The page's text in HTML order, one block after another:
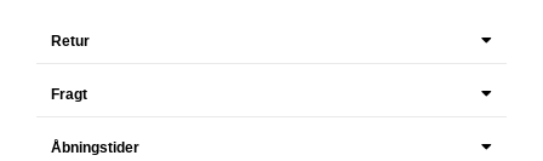
Retur
Fragt
Åbningstider